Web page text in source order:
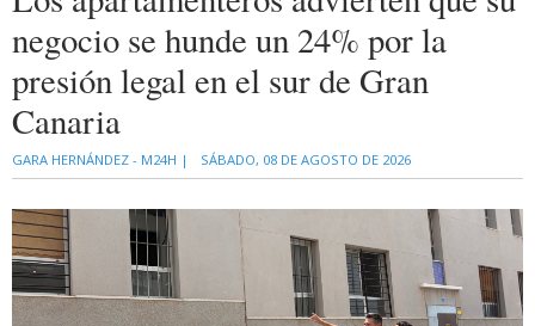
negocio se hunde un 24% por la
presión legal en el sur de Gran
Canaria
GARA HERNÁNDEZ - M24H | SÁBADO, 08 DE AGOSTO DE 2026